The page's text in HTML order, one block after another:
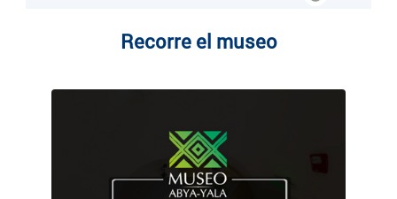
Recorre el museo